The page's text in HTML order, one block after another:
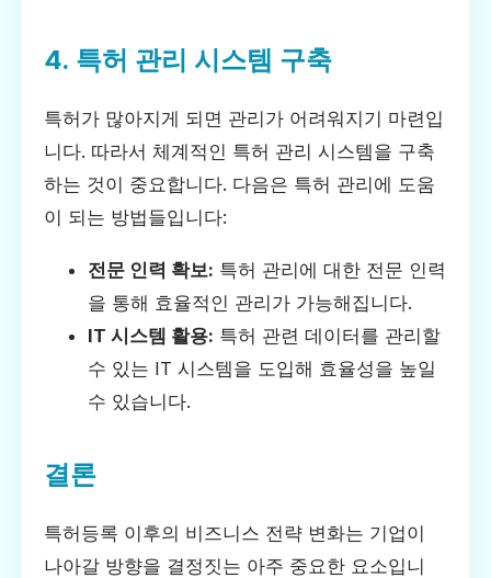
4. 특허 관리 시스템 구축
특허가 많아지게 되면 관리가 어려워지기 마련입
니다. 따라서 체계적인 특허 관리 시스템을 구축
하는 것이 중요합니다. 다음은 특허 관리에 도움
이 되는 방법들입니다:
전문 인력 확보: 특허 관리에 대한 전문 인력
을 통해 효율적인 관리가 가능해집니다.
IT 시스템 활용: 특허 관련 데이터를 관리할
수 있는 IT 시스템을 도입해 효율성을 높일
수 있습니다.
결론
특허등록 이후의 비즈니스 전략 변화는 기업이
나아갈 방향을 결정짓는 아주 중요한 요소입니